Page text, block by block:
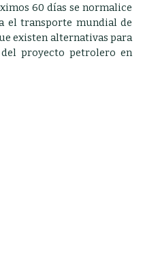
60 días se normalice
el transporte mundial de
existen alternativas para
proyecto petrolero en